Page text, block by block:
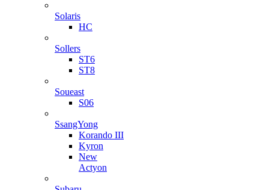
Solaris
HC
Sollers
ST6
ST8
Soueast
S06
SsangYong
Korando III
Kyron
New
Actyon